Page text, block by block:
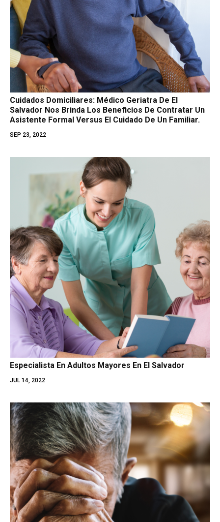
Cuidados Domiciliares: Médico Geriatra De El
Salvador Nos Brinda Los Beneficios De Contratar Un
Asistente Formal Versus El Cuidado De Un Familiar.
SEP 23, 2022
Especialista En Adultos Mayores En El Salvador
JUL 14, 2022